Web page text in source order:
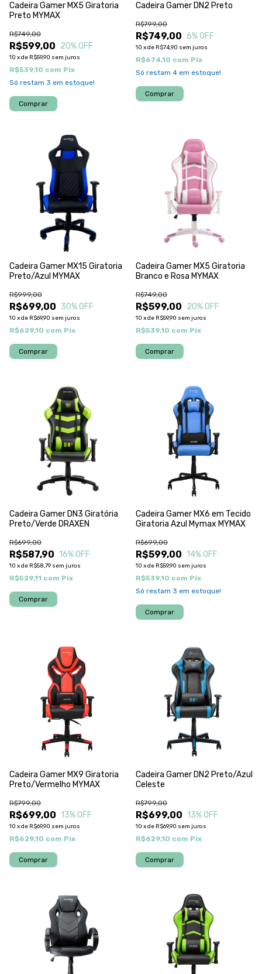
Cadeira Gamer MX5 Giratoria
Preto MYMAX
R$599,00
R$749,00
20% OFF
10 xde R$59,90 sem juros
R$539,10 com Pix
Só restam 3 em estoque!
Cadeira Gamer DN2 Preto
R$749,00
R$799,00
6% OFF
10 xde R$74,90 sem juros
R$674,10 com Pix
Só restam 4 em estoque!
Cadeira Gamer MX15 Giratoria
Preto/Azul MYMAX
R$699,00
R$999,00
30% OFF
10 xde R$69,90 sem juros
R$629,10 com Pix
Cadeira Gamer MX5 Giratoria
Branco e Rosa MYMAX
R$599,00
R$749,00
20% OFF
10 xde R$59,90 sem juros
R$539,10 com Pix
Cadeira Gamer DN3 Giratória
Preto/Verde DRAXEN
R$587,90
R$699,00
16% OFF
10 xde R$58,79 sem juros
R$529,11 com Pix
Cadeira Gamer MX6 em Tecido
Giratoria Azul Mymax MYMAX
R$599,00
R$699,00
14% OFF
10 xde R$59,90 sem juros
R$539,10 com Pix
Só restam 3 em estoque!
Cadeira Gamer MX9 Giratoria
Preto/Vermelho MYMAX
R$699,00
R$799,00
13% OFF
10 xde R$69,90 sem juros
R$629,10 com Pix
Cadeira Gamer DN2 Preto/Azul
Celeste
R$699,00
R$799,00
13% OFF
10 xde R$69,90 sem juros
R$629,10 com Pix